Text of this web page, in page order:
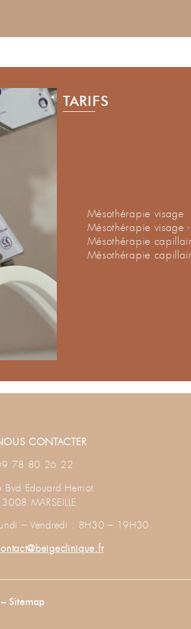
TARIFS
Mésothérapie visage
Mésothérapie visage
Mésothérapie
Mésothérapie
CONTACTER
78 80 26 22
Bvd Edouard Herriot
MARSEILLE
– Vendredi : 8H30 – 19H30
– Sitemap